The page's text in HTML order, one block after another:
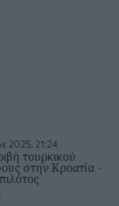
2025, 21:24
τουρκικού
στην Κροατία -